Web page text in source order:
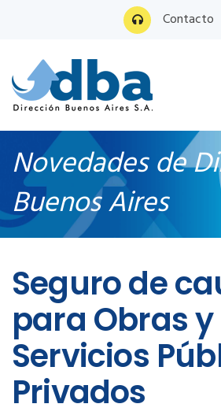
Contacto
Novedades de
Buenos Aires
Seguro de
para Obras y
Servicios
Privados